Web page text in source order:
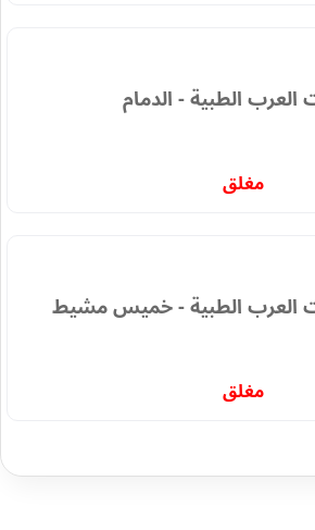
الطبية - الدمام
مغلق
العرب الطبية - خميس مشيط
مغلق